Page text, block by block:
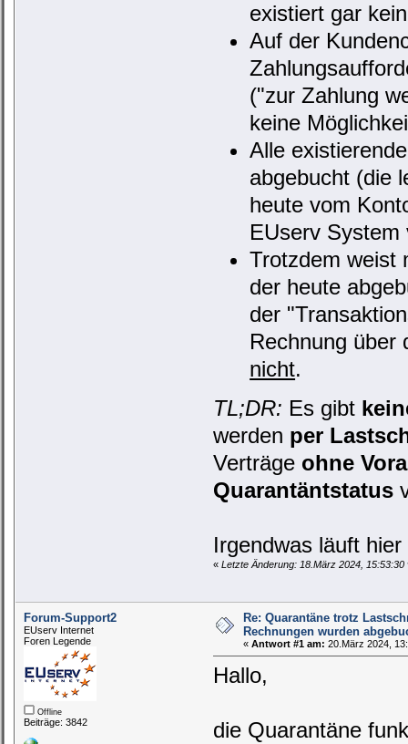
existiert gar
Auf der
("zur Zahlung
keine
Alle
abgebucht (die
heute vom
EUserv System
Trotzdem weist
der heute
der
Rechnung über
nicht.
TL;DR: Es gibt
werden per
Verträge ohne
Quarantäntstatus
Irgendwas läuft
«Letzte Änderung: 18.März 2024, 15:53:30
Forum-Support2
EUserv Internet
Foren Legende
Offline
Beiträge: 3842
Re: Quarantäne trotz
Rechnungen wurden
« Antwort #1 am: 20.März 2024,
Hallo,
die Quarantäne